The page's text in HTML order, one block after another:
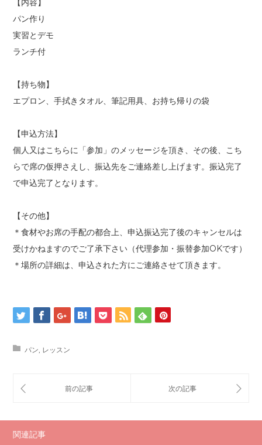
【内容】
パン作り
実習とデモ
ランチ付
【持ち物】
エプロン、手拭きタオル、筆記用具、お持ち帰りの袋
【申込方法】
個人又はこちらに「参加」のメッセージを頂き、その後、こち
らで席の仮押さえし、振込先をご連絡差し上げます。振込完了
で申込完了となります。
【その他】
＊食材やお席の手配の都合上、申込振込完了後のキャンセルは
受けかねますのでご了承下さい（代理参加・振替参加OKです）
＊場所の詳細は、申込された方にご連絡させて頂きます。
パン, レッスン
関連記事